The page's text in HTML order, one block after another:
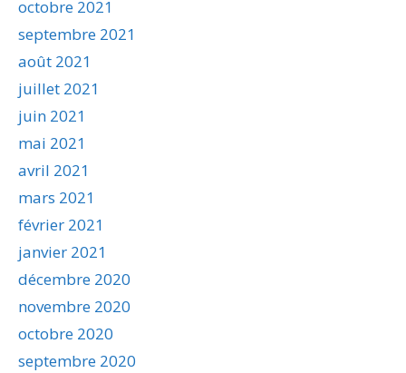
octobre 2021
septembre 2021
août 2021
juillet 2021
juin 2021
mai 2021
avril 2021
mars 2021
février 2021
janvier 2021
décembre 2020
novembre 2020
octobre 2020
septembre 2020